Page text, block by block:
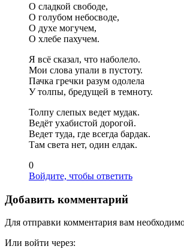
О сладкой свободе,
О голубом небосводе,
О духе могучем,
О хлебе пахучем.
Я всё сказал, что наболело.
Мои слова упали в пустоту.
Пачка гречки разум одолела
У толпы, бредущей в темноту.
Толпу слепых ведет мудак.
Ведёт ухабистой дорогой.
Ведет туда, где всегда бардак.
Там света нет, один елдак.
0
Войдите, чтобы ответить
Добавить комментарий
Для отправки комментария вам
Или войти через: